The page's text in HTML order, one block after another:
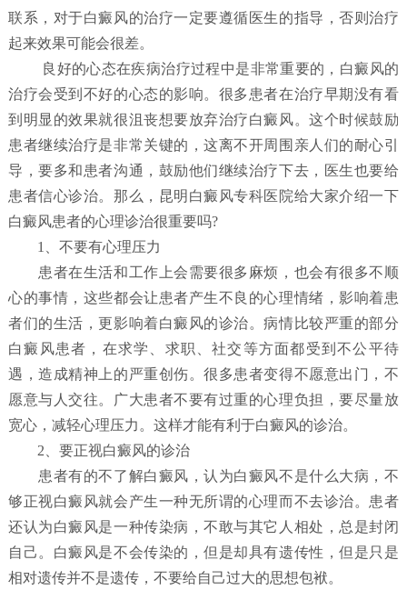
联系，对于白癜风的治疗一定要遵循医生的指导，否则治疗
起来效果可能会很差。
良好的心态在疾病治疗过程中是非常重要的，白癜风的
治疗会受到不好的心态的影响。很多患者在治疗早期没有看
到明显的效果就很沮丧想要放弃治疗白癜风。这个时候鼓励
患者继续治疗是非常关键的，这离不开周围亲人们的耐心引
导，要多和患者沟通，鼓励他们继续治疗下去，医生也要给
患者信心诊治。那么，昆明白癜风专科医院给大家介绍一下
白癜风患者的心理诊治很重要吗?
1、不要有心理压力
患者在生活和工作上会需要很多麻烦，也会有很多不顺
心的事情，这些都会让患者产生不良的心理情绪，影响着患
者们的生活，更影响着白癜风的诊治。病情比较严重的部分
白癜风患者，在求学、求职、社交等方面都受到不公平待
遇，造成精神上的严重创伤。很多患者变得不愿意出门，不
愿意与人交往。广大患者不要有过重的心理负担，要尽量放
宽心，减轻心理压力。这样才能有利于白癜风的诊治。
2、要正视白癜风的诊治
患者有的不了解白癜风，认为白癜风不是什么大病，不
够正视白癜风就会产生一种无所谓的心理而不去诊治。患者
还认为白癜风是一种传染病，不敢与其它人相处，总是封闭
自己。白癜风是不会传染的，但是却具有遗传性，但是只是
相对遗传并不是遗传，不要给自己过大的思想包袱。